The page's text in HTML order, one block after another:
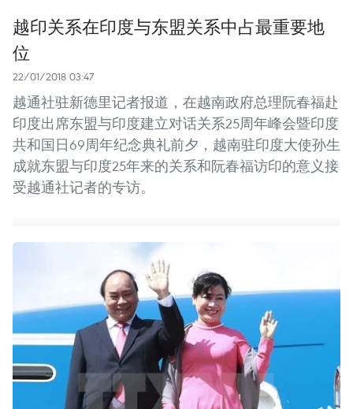
越印关系在印度与东盟关系中占最重要地
位
22/01/2018 03:47
越通社驻新德里记者报道，在越南政府总理阮春福赴
印度出席东盟与印度建立对话关系25周年峰会暨印度
共和国日69周年纪念典礼前夕，越南驻印度大使孙生
成就东盟与印度25年来的关系和阮春福访印的意义接
受越通社记者的专访。